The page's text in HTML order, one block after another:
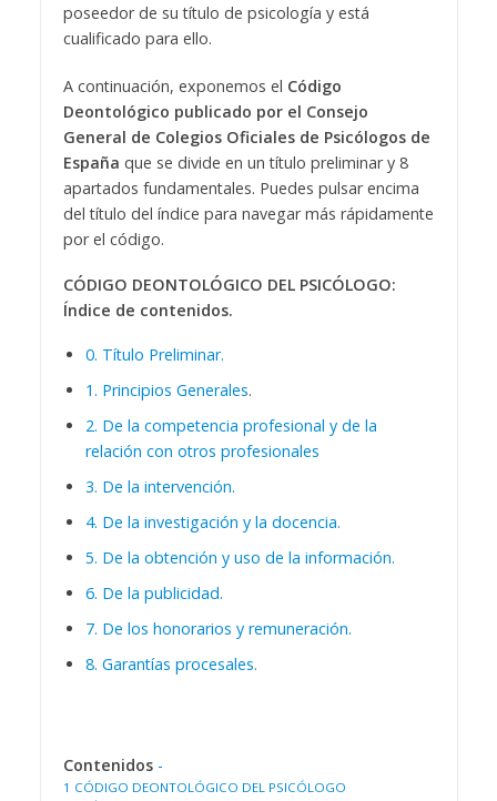
poseedor de su título de psicología y está
cualificado para ello.
A continuación, exponemos el Código
Deontológico publicado por el Consejo
General de Colegios Oficiales de Psicólogos de
España que se divide en un título preliminar y 8
apartados fundamentales. Puedes pulsar encima
del título del índice para navegar más rápidamente
por el código.
CÓDIGO DEONTOLÓGICO DEL PSICÓLOGO:
Índice de contenidos.
0. Título Preliminar.
1. Principios Generales.
2. De la competencia profesional y de la
relación con otros profesionales
3. De la intervención.
4. De la investigación y la docencia.
5. De la obtención y uso de la información.
6. De la publicidad.
7. De los honorarios y remuneración.
8. Garantías procesales.
Contenidos -
1 CÓDIGO DEONTOLÓGICO DEL PSICÓLOGO